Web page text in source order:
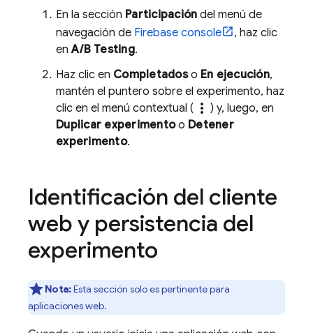
En la sección Participación del menú de
navegación de Firebase console
, haz clic
enA/B Testing.
Haz clic en Completadoso En ejecución,
mantén el puntero sobre el experimento, haz
clic en el menú contextual ( more_vert ) y, luego, en
Duplicar experimentoo Detener
experimento.
Identificación del cliente
web y persistencia del
experimento
Nota:Esta sección solo es pertinente para
aplicaciones web.